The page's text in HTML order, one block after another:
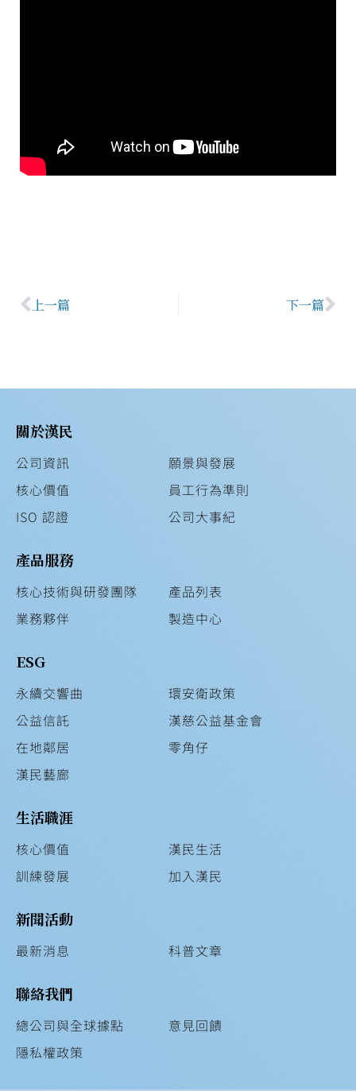
上一頁
上一篇 下一篇下
關於漢民
公司資訊
願景與發展
核心價值
員工行為準則
ISO 認證
公司大事紀
產品服務
核心技術與研發團隊
產品列表
業務夥伴
製造中心
ESG
永續交響曲
環安衛政策
公益信託
漢慈公益基金會
在地鄰居
零角仔
漢民藝廊
生活職涯
核心價值
漢民生活
訓練發展
加入漢民
新聞活動
最新消息 科普文章
聯絡我們
總公司與全球據點
意見回饋
隱私權政策